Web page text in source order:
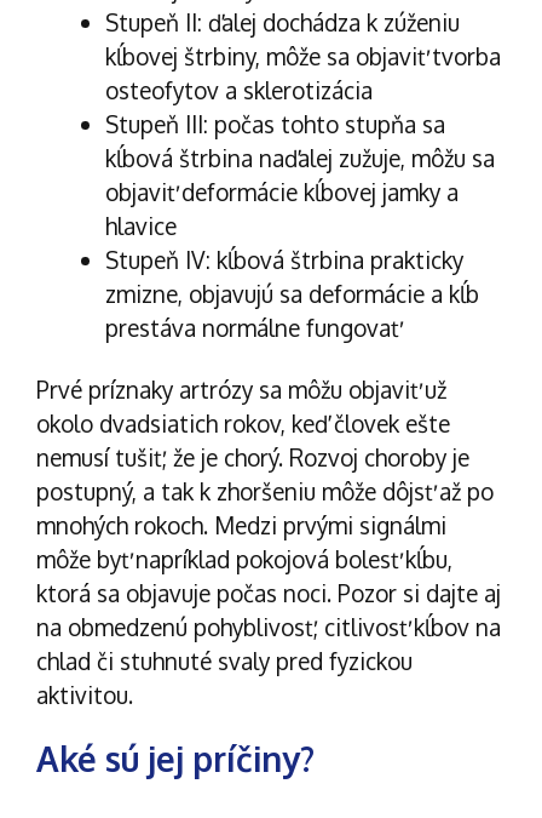
Stupeň II: ďalej dochádza k zúženiu
kĺbovej štrbiny, môže sa objaviť tvorba
osteofytov a sklerotizácia
Stupeň III: počas tohto stupňa sa
kĺbová štrbina naďalej zužuje, môžu sa
objaviť deformácie kĺbovej jamky a
hlavice
Stupeň IV: kĺbová štrbina prakticky
zmizne, objavujú sa deformácie a kĺb
prestáva normálne fungovať
Prvé príznaky artrózy sa môžu objaviť už
okolo dvadsiatich rokov, keď človek ešte
nemusí tušiť, že je chorý. Rozvoj choroby je
postupný, a tak k zhoršeniu môže dôjsť až po
mnohých rokoch. Medzi prvými signálmi
môže byť napríklad pokojová bolesť kĺbu,
ktorá sa objavuje počas noci. Pozor si dajte aj
na obmedzenú pohyblivosť, citlivosť kĺbov na
chlad či stuhnuté svaly pred fyzickou
aktivitou.
Aké sú jej príčiny?